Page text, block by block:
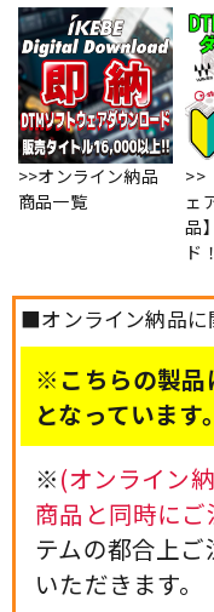
>>オンライン納品
商品一覧
>>
ェ
品
ド！
■オンライン納品に
※こちらの製品
となっています。
※(オンライン
商品と同時に
テムの都合上
いただきます。